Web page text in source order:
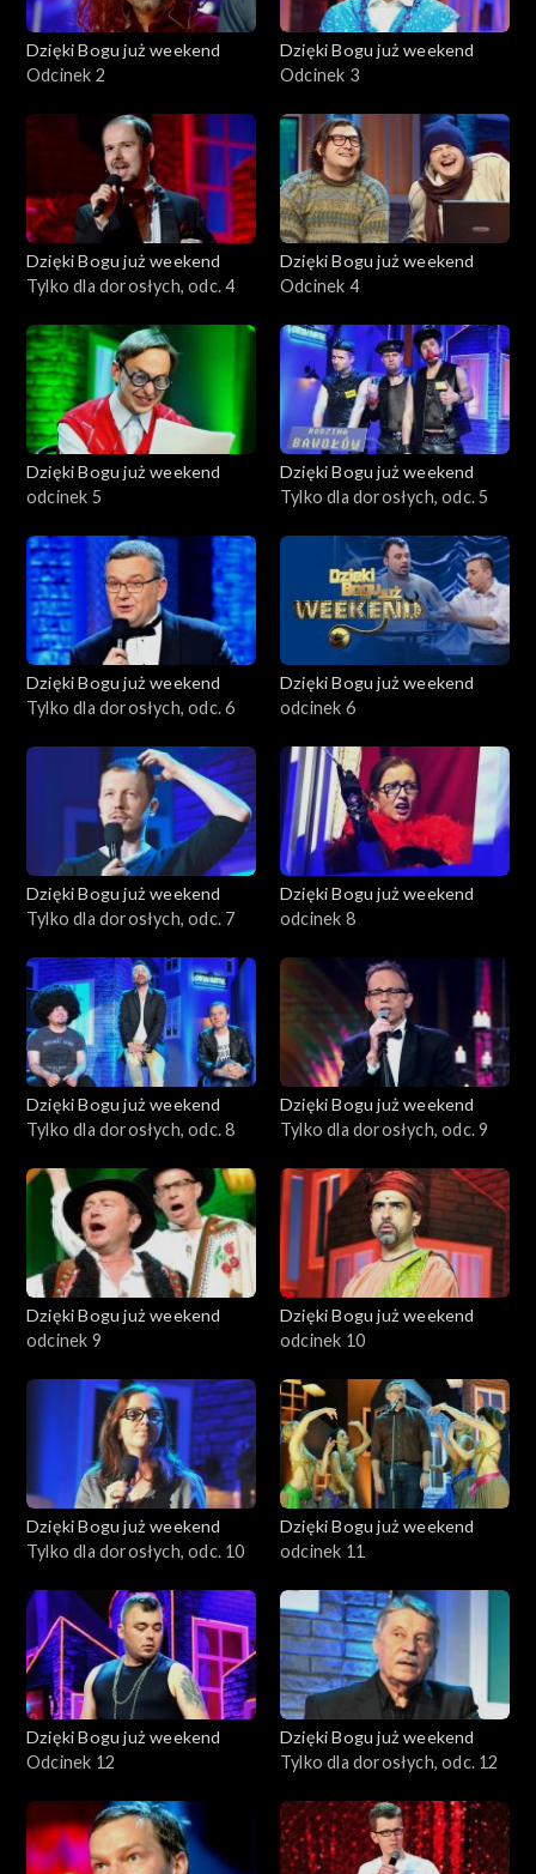
Dzięki Bogu już weekend
Odcinek 2
Dzięki Bogu już weekend
Odcinek 3
Dzięki Bogu już weekend
Tylko dla dorosłych, odc. 4
Dzięki Bogu już weekend
Odcinek 4
Dzięki Bogu już weekend
odcinek 5
Dzięki Bogu już weekend
Tylko dla dorosłych, odc. 5
Dzięki Bogu już weekend
Tylko dla dorosłych, odc. 6
Dzięki Bogu już weekend
odcinek 6
Dzięki Bogu już weekend
Tylko dla dorosłych, odc. 7
Dzięki Bogu już weekend
odcinek 8
Dzięki Bogu już weekend
Tylko dla dorosłych, odc. 8
Dzięki Bogu już weekend
Tylko dla dorosłych, odc. 9
Dzięki Bogu już weekend
odcinek 9
Dzięki Bogu już weekend
odcinek 10
Dzięki Bogu już weekend
Tylko dla dorosłych, odc. 10
Dzięki Bogu już weekend
odcinek 11
Dzięki Bogu już weekend
Odcinek 12
Dzięki Bogu już weekend
Tylko dla dorosłych, odc. 12